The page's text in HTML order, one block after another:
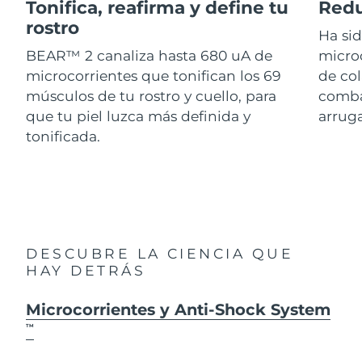
Tonifica, reafirma y define tu
rostro
BEAR™ 2 canaliza hasta 680 uA de
microcorrientes que tonifican los 69
músculos de tu rostro y cuello, para
que tu piel luzca más definida y
tonificada.
Ha
de
DESCUBRE LA CIENCIA QUE
HAY DETRÁS
Microcorrientes y Anti-Shock System
TM
For healthy hair
18% PAP
Cosméticos
Comprar todo
Israel
Italia Entrega prevista 8/10/26
Japón Entrega prevista 8/13/26
Jersey
Letonia Entrega prevista
Lituania Entrega prevista8/10/26